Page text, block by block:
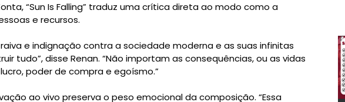
“Sun Is Falling” traduz uma crítica direta ao modo como a
e recursos.
raiva e indignação contra a sociedade moderna e as suas infinitas
tudo”, disse Renan. “Não importam as consequências, ou as vidas
poder de compra e egoísmo.”
ao vivo preserva o peso emocional da composição. “Essa